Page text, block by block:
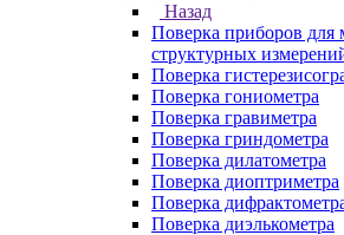
Назад
Поверка приборов для
структурных
Поверка
Поверка гониометра
Поверка гравиметра
Поверка гриндометра
Поверка дилатометра
Поверка диоптриметра
Поверка
Поверка диэлькометра